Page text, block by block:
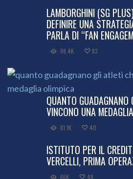
LAMBORGHINI (SG
DEFINIRE UNA
PARLA DI “FAN
98.4K 83
QUANTO GUADAGNANO
VINCONO UNA
81.1K 40
ISTITUTO PER IL
VERCELLI, PRIMA
66K 48